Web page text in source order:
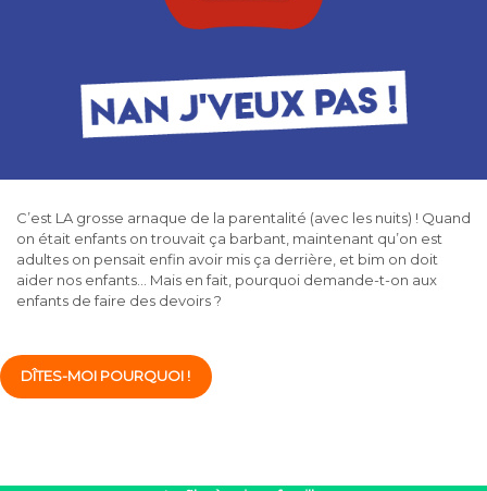
C’est LA grosse arnaque de la parentalité (avec les nuits) ! Quand
on était enfants on trouvait ça barbant, maintenant qu’on est
adultes on pensait enfin avoir mis ça derrière, et bim on doit
aider nos enfants… Mais en fait, pourquoi demande-t-on aux
enfants de faire des devoirs ?
DÎTES-MOI POURQUOI !